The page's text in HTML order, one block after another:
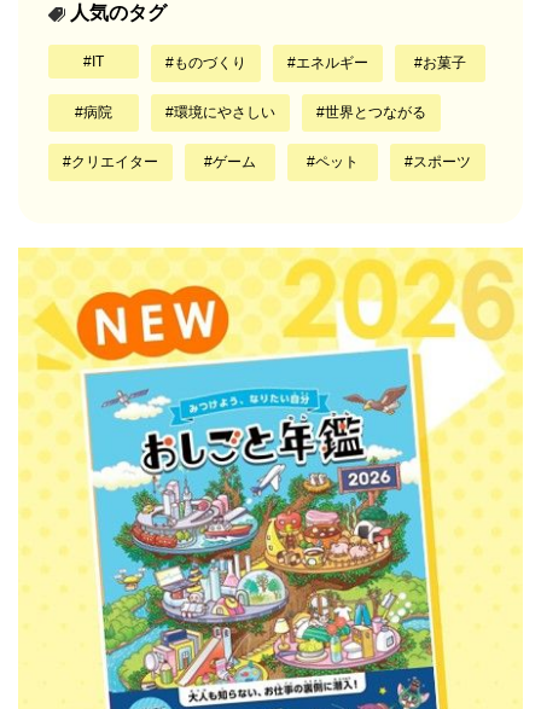
人気のタグ
IT ものづくり エネルギー お菓子
病院 環境にやさしい 世界とつながる
クリエイター ゲーム ペット スポーツ